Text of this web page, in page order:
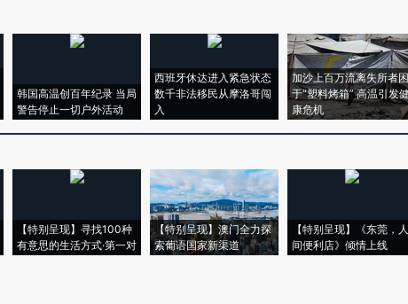
韩国高温创百年纪录 当局
警告停止一切户外活动
西班牙休达进入紧急状态
数千非法移民从摩洛哥闯
入
加沙上百万流离失所者困
于“塑料烤箱” 高温引发健
康危机
【特别呈现】寻找100种
有意思的生活方式·第一对
【特别呈现】澳门全力探
索葡语国家新渠道
【特别呈现】《东莞，人
间便利店》倾情上线